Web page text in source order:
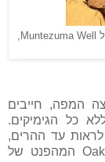
משמאל למעלה בכיוון השעון: סמל תרבותי, הניגודים של Muntezuma Well,
המפה, חייבים
כל הגימיקים.
עד ההרים,
הגרנד קניון המלכותי, ה - Oak Creek Canyon המהפנט של